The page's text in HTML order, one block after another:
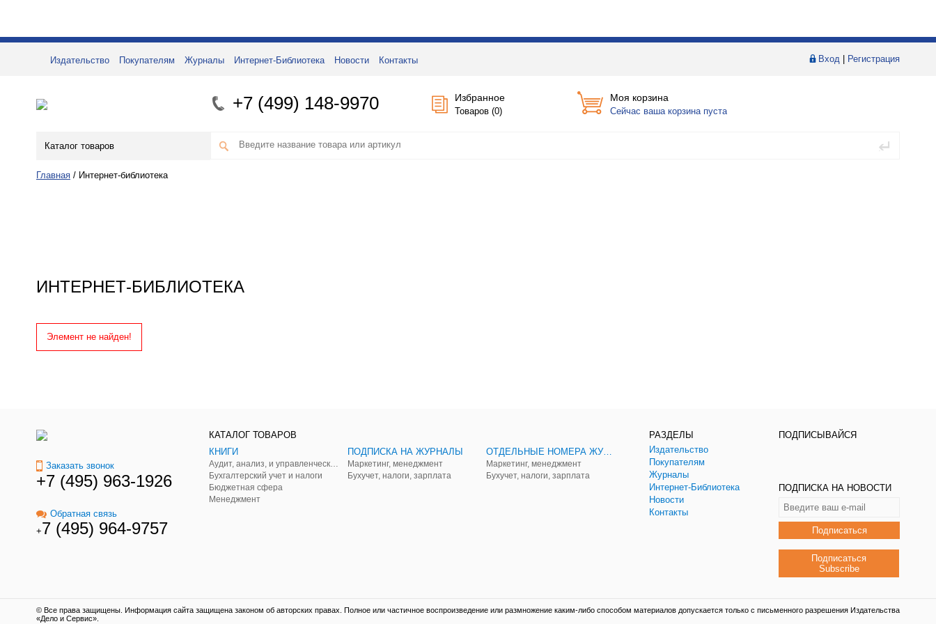
Вход Регистрация
Издательство Покупателям Журналы Интернет-Библиотека Новости Контакты
+7 (499) 148-9970 Избранное
Товаров (0)
Моя корзина
Сейчас ваша корзина пуста
Каталог товаров
Главная / Интернет-библиотека
ИНТЕРНЕТ-БИБЛИОТЕКА
Элемент не найден!
Заказать звонок
+7 (495) 963-1926
Обратная связь
+7 (495) 964-9757
КАТАЛОГ ТОВАРОВ
КНИГИ
Бухгалтерский учет и налоги
Бюджетная сфера
Менеджмент
ПОДПИСКА НА ЖУРНАЛЫ
Маркетинг, менеджмент
Бухучет, налоги, зарплата
ОТДЕЛЬНЫЕ НОМЕРА ЖУРНАЛОВ
Маркетинг, менеджмент
Бухучет, налоги, зарплата
РАЗДЕЛЫ
Издательство
Покупателям
Журналы
Интернет-Библиотека
Новости
Контакты
ПОДПИСЫВАЙСЯ
ПОДПИСКА НА НОВОСТИ
Подписаться
Подписаться
Subscribe
© Все права защищены. Информация сайта защищена законом об авторских правах. Полное или частичное воспроизведение или размножение каким-либо способом материалов допускается только с письменного разрешения Издательства
«Дело и Сервис».